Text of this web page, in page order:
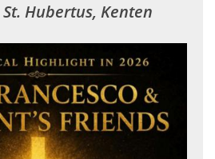
Hubertus, Kenten